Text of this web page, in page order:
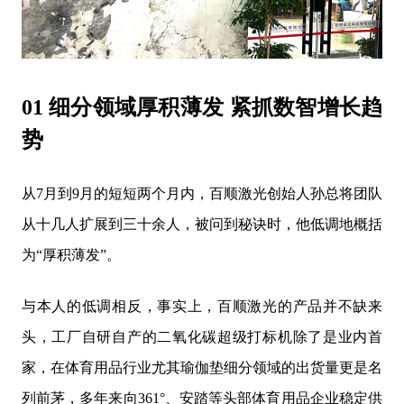
01 细分领域厚积薄发 紧抓数智增长趋
势
从7月到9月的短短两个月内，百顺激光创始人孙总将团队
从十几人扩展到三十余人，被问到秘诀时，他低调地概括
为“厚积薄发”。
与本人的低调相反，事实上，百顺激光的产品并不缺来
头，工厂自研自产的二氧化碳超级打标机除了是业内首
家，在体育用品行业尤其瑜伽垫细分领域的出货量更是名
列前茅，多年来向361°、安踏等头部体育用品企业稳定供